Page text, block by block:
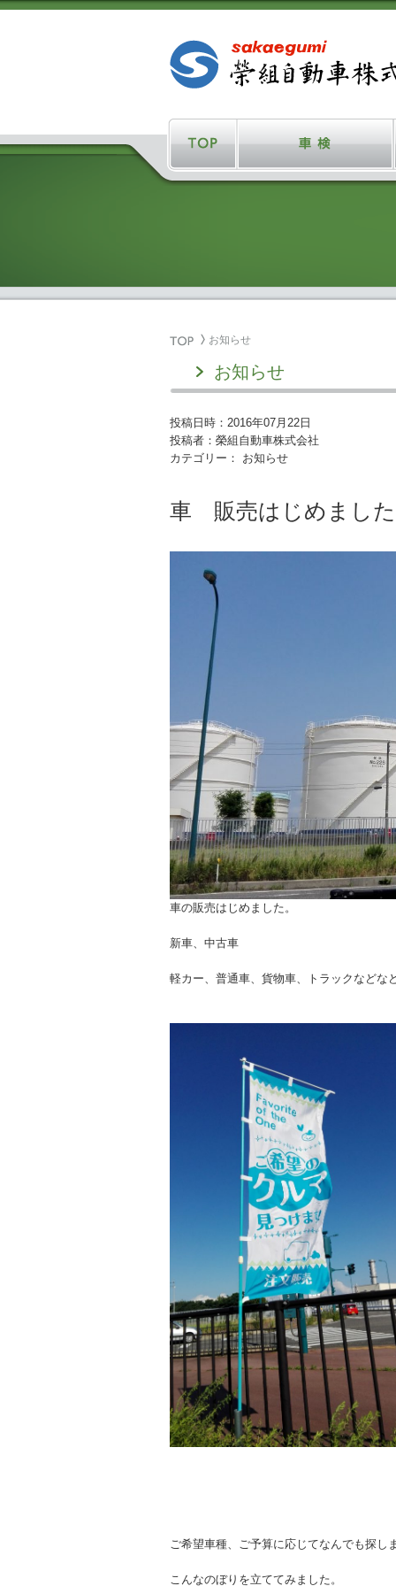
お知らせ
お知らせ
投稿日時：2016年07月22日
投稿者：榮組自動車株式会社
カテゴリー： お知らせ
車 販売はじめまし
車の販売はじめました。
新車、中古車
軽カー、普通車、貨物車、トラックなどな
ご希望車種、ご予算に応じてなんでも探し
こんなのぼりを立ててみました。